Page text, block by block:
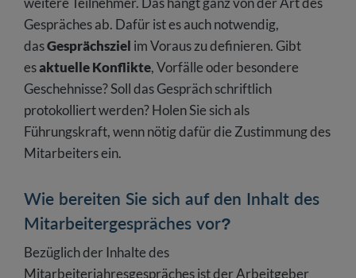
Gespräches ab. Dafür ist es auch notwendig,
dasGesprächsziel im Voraus zu definieren. Gibt
esaktuelle Konflikte, Vorfälle oder besondere
Geschehnisse? Soll das Gespräch schriftlich
protokolliert werden? Holen Sie sich als
Führungskraft, wenn nötig dafür die Zustimmung des
Mitarbeiters ein.
Wie bereiten Sie sich auf den Inhalt des
Mitarbeitergespräches vor?
Bezüglich der Inhalte des
Mitarbeiterjahresgespräches ist der Arbeitgeber